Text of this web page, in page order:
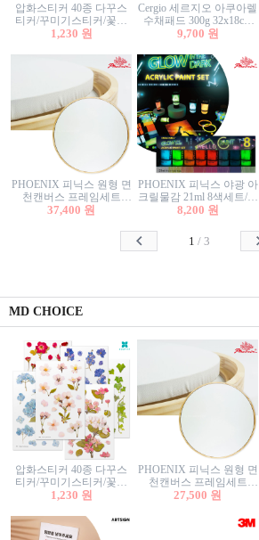
압화스티커 40종 다꾸스
티커/꾸미기스티커/꽃스
티커/압화꽃책갈피/팬시
1,230 원
Cergio 세르지오 아쿠아렐
수채패드 300g 32x18cm
12매 1면제본
9,700 원
PHOENIX 피닉스 원형 면
천캔버스 프레임세트
40cm/원형캔버스/플로팅
37,400 원
PHOENIX 피닉스 야광 아
크릴물감 21ml 8색세트/야
광물감
8,200 원
1 / 3
MD CHOICE
압화스티커 40종 다꾸스
티커/꾸미기스티커/꽃스
티커/압화꽃책갈피/팬시
1,230 원
PHOENIX 피닉스 원형 면
천캔버스 프레임세트
30cm/원형캔버스/플로팅
27,500 원